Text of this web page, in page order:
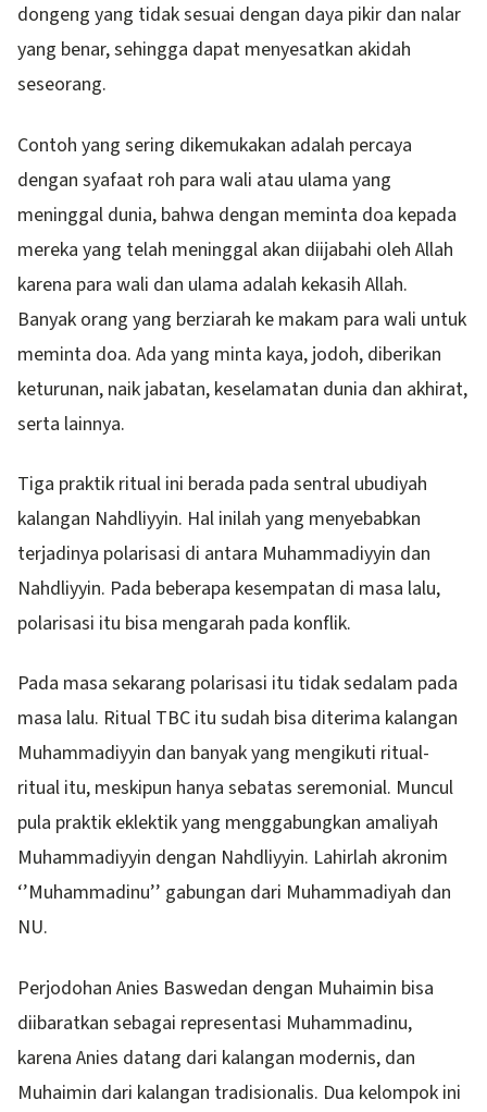
dongeng yang tidak sesuai dengan daya pikir dan nalar
yang benar, sehingga dapat menyesatkan akidah
seseorang.
Contoh yang sering dikemukakan adalah percaya
dengan syafaat roh para wali atau ulama yang
meninggal dunia, bahwa dengan meminta doa kepada
mereka yang telah meninggal akan diijabahi oleh Allah
karena para wali dan ulama adalah kekasih Allah.
Banyak orang yang berziarah ke makam para wali untuk
meminta doa. Ada yang minta kaya, jodoh, diberikan
keturunan, naik jabatan, keselamatan dunia dan akhirat,
serta lainnya.
Tiga praktik ritual ini berada pada sentral ubudiyah
kalangan Nahdliyyin. Hal inilah yang menyebabkan
terjadinya polarisasi di antara Muhammadiyyin dan
Nahdliyyin. Pada beberapa kesempatan di masa lalu,
polarisasi itu bisa mengarah pada konflik.
Pada masa sekarang polarisasi itu tidak sedalam pada
masa lalu. Ritual TBC itu sudah bisa diterima kalangan
Muhammadiyyin dan banyak yang mengikuti ritual-
ritual itu, meskipun hanya sebatas seremonial. Muncul
pula praktik eklektik yang menggabungkan amaliyah
Muhammadiyyin dengan Nahdliyyin. Lahirlah akronim
‘’Muhammadinu’’ gabungan dari Muhammadiyah dan
NU.
Perjodohan Anies Baswedan dengan Muhaimin bisa
diibaratkan sebagai representasi Muhammadinu,
karena Anies datang dari kalangan modernis, dan
Muhaimin dari kalangan tradisionalis. Dua kelompok ini